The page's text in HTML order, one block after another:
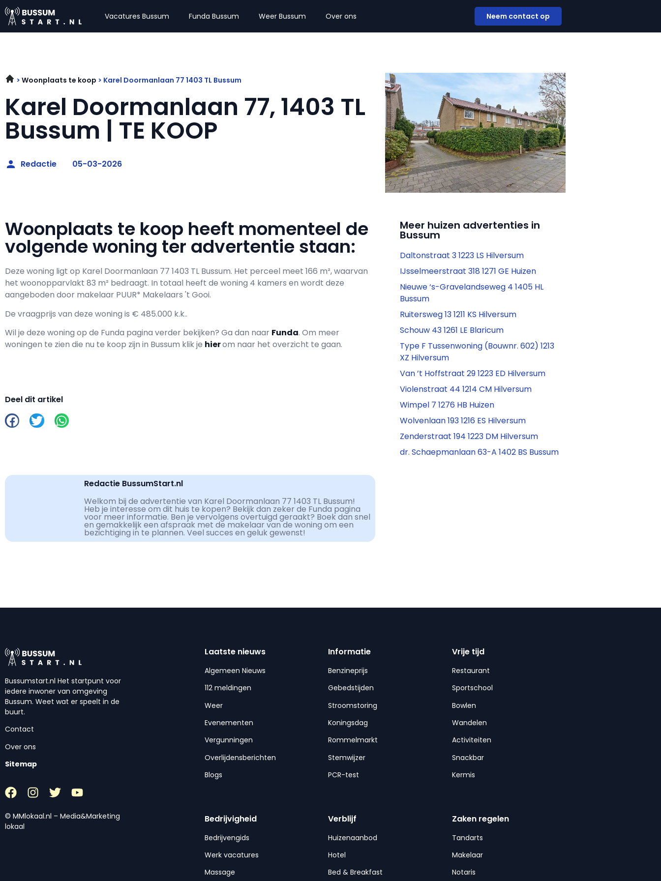
Vacatures Bussum Funda Bussum Weer Bussum Over ons Neem contact op
Woonplaats te koop Karel Doormanlaan 77 1403 TL Bussum
Karel Doormanlaan 77, 1403 TL
Bussum | TE KOOP
Redactie 05-03-2026
Woonplaats te koop heeft momenteel de
volgende woning ter advertentie staan:
Deze woning ligt op Karel Doormanlaan 77 1403 TL Bussum. Het perceel meet 166 m², waarvan
het woonopparvlakt 83 m² bedraagt. In totaal heeft de woning 4 kamers en wordt deze
aangeboden door makelaar PUUR* Makelaars 't Gooi.
De vraagprijs van deze woning is € 485.000 k.k..
Wil je deze woning op de Funda pagina verder bekijken? Ga dan naar Funda. Om meer
woningen te zien die nu te koop zijn in Bussum klik je hierom naar het overzicht te gaan.
Deel dit artikel
Redactie BussumStart.nl
Welkom bij de advertentie van Karel Doormanlaan 77 1403 TL Bussum!
Heb je interesse om dit huis te kopen? Bekijk dan zeker de Funda pagina
voor meer informatie. Ben je vervolgens overtuigd geraakt? Boek dan snel
en gemakkelijk een afspraak met de makelaar van de woning om een
bezichtiging in te plannen. Veel succes en geluk gewenst!
Meer huizen advertenties in
Bussum
Daltonstraat 3 1223 LS Hilversum
IJsselmeerstraat 318 1271 GE Huizen
Nieuwe ‘s-Gravelandseweg 4 1405 HL
Bussum
Ruitersweg 13 1211 KS Hilversum
Schouw 43 1261 LE Blaricum
Type F Tussenwoning (Bouwnr. 602) 1213
XZ Hilversum
Van ’t Hoffstraat 29 1223 ED Hilversum
Violenstraat 44 1214 CM Hilversum
Wimpel 7 1276 HB Huizen
Wolvenlaan 193 1216 ES Hilversum
Zenderstraat 194 1223 DM Hilversum
dr. Schaepmanlaan 63-A 1402 BS Bussum
Bussumstart.nl Het startpunt voor
iedere inwoner van omgeving
Bussum. Weet wat er speelt in de
buurt.
Contact
Over ons
Sitemap
© MMlokaal.nl – Media&Marketing
lokaal
Laatste nieuws
Algemeen Nieuws
112 meldingen
Weer
Evenementen
Vergunningen
Overlijdensberichten
Blogs
Informatie
Benzineprijs
Gebedstijden
Stroomstoring
Koningsdag
Rommelmarkt
Stemwijzer
PCR-test
Vrije tijd
Restaurant
Sportschool
Bowlen
Wandelen
Activiteiten
Snackbar
Kermis
Bedrijvigheid
Bedrijvengids
Werk vacatures
Massage
Verblijf
Huizenaanbod
Hotel
Bed & Breakfast
Zaken regelen
Tandarts
Makelaar
Notaris